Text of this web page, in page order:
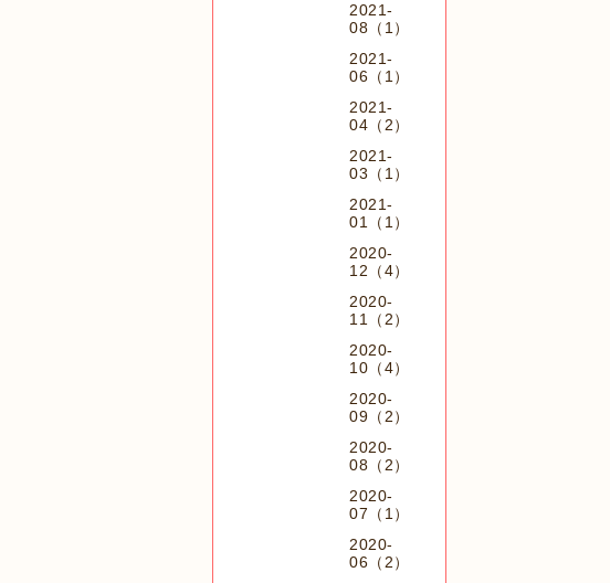
2021-
08（1）
2021-
06（1）
2021-
04（2）
2021-
03（1）
2021-
01（1）
2020-
12（4）
2020-
11（2）
2020-
10（4）
2020-
09（2）
2020-
08（2）
2020-
07（1）
2020-
06（2）